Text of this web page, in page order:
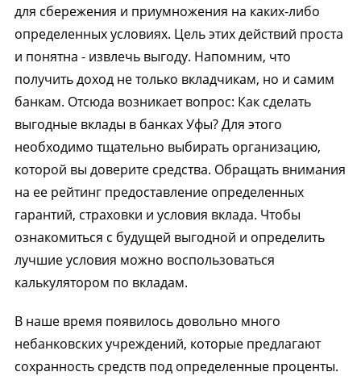
для сбережения и приумножения на каких-либо
определенных условиях. Цель этих действий проста
и понятна - извлечь выгоду. Напомним, что
получить доход не только вкладчикам, но и самим
банкам. Отсюда возникает вопрос: Как сделать
выгодные вклады в банках Уфы? Для этого
необходимо тщательно выбирать организацию,
которой вы доверите средства. Обращать внимания
на ее рейтинг предоставление определенных
гарантий, страховки и условия вклада. Чтобы
ознакомиться с будущей выгодной и определить
лучшие условия можно воспользоваться
калькулятором по вкладам.
В наше время появилось довольно много
небанковских учреждений, которые предлагают
сохранность средств под определенные проценты.